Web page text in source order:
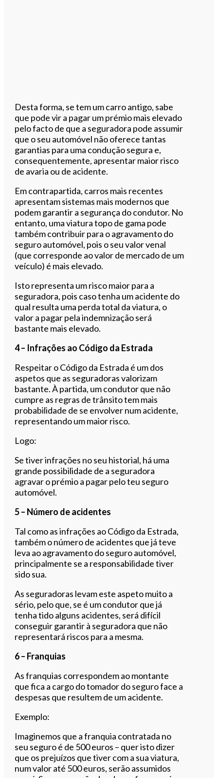
Desta forma, se tem um carro antigo, sabe
que pode vir a pagar um prémio mais elevado
pelo facto de que a seguradora pode assumir
que o seu automóvel não oferece tantas
garantias para uma condução segura e,
consequentemente, apresentar maior risco
de avaria ou de acidente.
Em contrapartida, carros mais recentes
apresentam sistemas mais modernos que
podem garantir a segurança do condutor. No
entanto, uma viatura topo de gama pode
também contribuir para o agravamento do
seguro automóvel, pois o seu valor venal
(que corresponde ao valor de mercado de um
veículo) é mais elevado.
Isto representa um risco maior para a
seguradora, pois caso tenha um acidente do
qual resulta uma perda total da viatura, o
valor a pagar pela indemnização será
bastante mais elevado.
4 – Infrações ao Código da Estrada
Respeitar o Código da Estrada é um dos
aspetos que as seguradoras valorizam
bastante. À partida, um condutor que não
cumpre as regras de trânsito tem mais
probabilidade de se envolver num acidente,
representando um maior risco.
Logo:
Se tiver infrações no seu historial, há uma
grande possibilidade de a seguradora
agravar o prémio a pagar pelo teu seguro
automóvel.
5 – Número de acidentes
Tal como as infrações ao Código da Estrada,
também o número de acidentes que já teve
leva ao agravamento do seguro automóvel,
principalmente se a responsabilidade tiver
sido sua.
As seguradoras levam este aspeto muito a
sério, pelo que, se é um condutor que já
tenha tido alguns acidentes, será difícil
conseguir garantir à seguradora que não
representará riscos para a mesma.
6 – Franquias
As franquias correspondem ao montante
que fica a cargo do tomador do seguro face a
despesas que resultem de um acidente.
Exemplo:
Imaginemos que a franquia contratada no
seu seguro é de 500 euros – quer isto dizer
que os prejuízos que tiver com a sua viatura,
num valor até 500 euros, serão assumidos